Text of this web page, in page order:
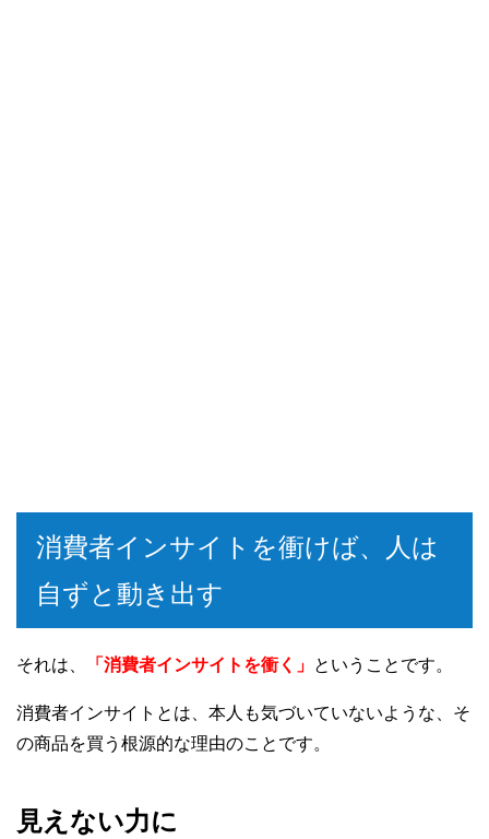
消費者インサイトを衝けば、人は
自ずと動き出す
それは、 「消費者インサイトを衝く」 ということです。
消費者インサイトとは、本人も気づいていないような、そ
の商品を買う根源的な理由のことです。
見えない力に